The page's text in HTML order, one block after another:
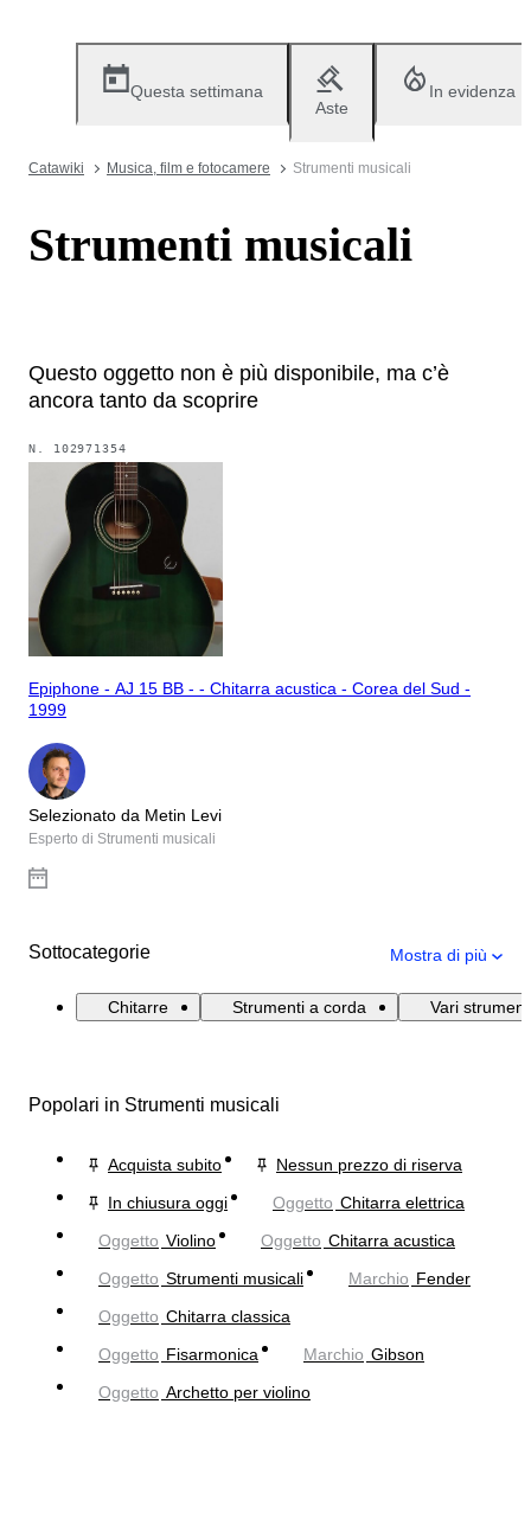
Questa settimana
Aste
In evidenza
Catawiki Musica, film e fotocamere Strumenti musicali
Strumenti musicali
Questo oggetto non è più disponibile, ma c’è
ancora tanto da scoprire
N. 102971354
Epiphone - AJ 15 BB - - Chitarra acustica - Corea del Sud -
1999
Selezionato da Metin Levi
Esperto di Strumenti musicali
Sottocategorie Mostra di più
Chitarre Strumenti a corda Vari
Popolari in Strumenti musicali
Acquista subito
Nessun prezzo di riserva
In chiusura oggi
Oggetto Chitarra elettrica
Oggetto Violino Oggetto Chitarra acustica
Oggetto Strumenti musicali Marchio Fender
Oggetto Chitarra classica
Oggetto Fisarmonica Marchio Gibson
Oggetto Archetto per violino